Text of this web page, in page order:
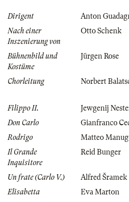
Dirigent
Anton
Nach einer
Inszenierung von
Otto Schenk
Bühnenbild und
Kostüme
Jürgen Rose
Chorleitung Norbert
Filippo II.
Jewgenij
Don Carlo
Gianfranco
Rodrigo
Matteo
Il Grande
Inquisitore
Reid Bunger
Un frate (Carlo V.)
Alfred Šramek
Elisabetta
Eva Marton